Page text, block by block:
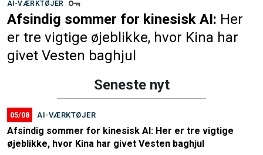
AI-VÆRKTØJER
Afsindig sommer for kinesisk AI: Her
er tre vigtige øjeblikke, hvor Kina har
givet Vesten baghjul
Seneste nyt
05/08 AI-VÆRKTØJER
Afsindig sommer for kinesisk AI: Her er tre vigtige
øjeblikke, hvor Kina har givet Vesten baghjul